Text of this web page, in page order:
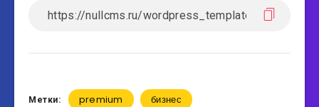
Метки: premium бизнес